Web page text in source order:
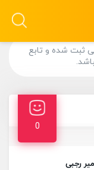
ثبت شده و تابع
0
رجبی